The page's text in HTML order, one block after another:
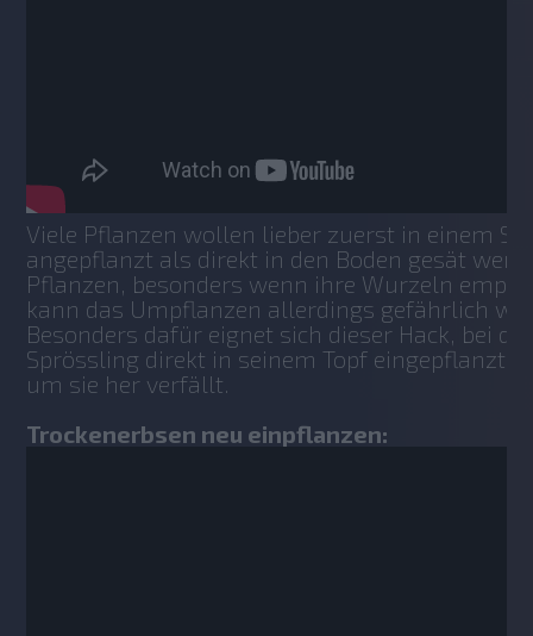
Viele Pflanzen wollen lieber zuerst in einem
angepflanzt als direkt in den Boden gesät
Pflanzen, besonders wenn ihre Wurzeln
kann das Umpflanzen allerdings gefährlich
Besonders dafür eignet sich dieser Hack, bei
Sprössling direkt in seinem Topf eingepflanzt
um sie her verfällt.
Trockenerbsen neu einpflanzen: